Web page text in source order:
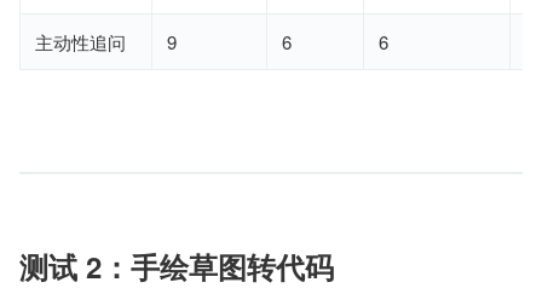
主动性追问 9 6 6
测试 2：手绘草图转代码